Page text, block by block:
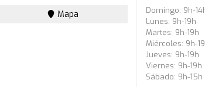
Mapa
Domingo: 9h-
Lunes: 9h-19h
Martes: 9h-19h
Miércoles: 9h-
Jueves: 9h-19h
Viernes: 9h-19h
Sábado: 9h-15h